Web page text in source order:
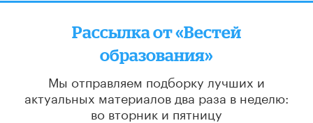
Рассылка от «Вестей
образования»
Мы отправляем подборку лучших и
актуальных материалов два раза в неделю:
во вторник и пятницу